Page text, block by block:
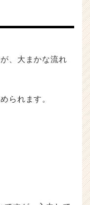
、大まかな流れ
られます。